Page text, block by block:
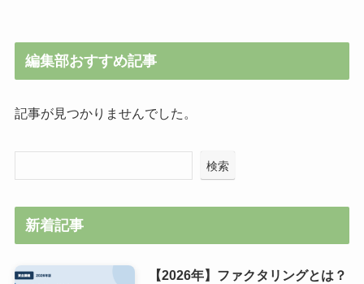
編集部おすすめ記事
記事が見つかりませんでした。
検索
新着記事
【2026年】ファクタリングとは？